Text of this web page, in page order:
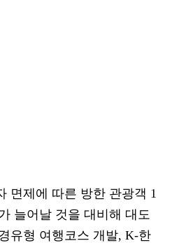
면제에 따른 방한 관광객 1
늘어날 것을 대비해 대도
유형 여행코스 개발, K-한